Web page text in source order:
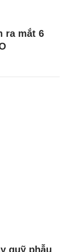
ra mắt 6
quỹ phẫu